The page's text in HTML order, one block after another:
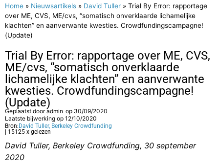
Home » Nieuwsartikels » David Tuller » Trial By Error: rapportage
over ME, CVS, ME/cvs, “somatisch onverklaarde lichamelijke
klachten” en aanverwante kwesties. Crowdfundingscampagne!
(Update)
Trial By Error: rapportage over ME, CVS,
ME/cvs, “somatisch onverklaarde
lichamelijke klachten” en aanverwante
kwesties. Crowdfundingscampagne!
(Update)
Geplaatst dooradmin op 30/09/2020
Laatste bijwerking op 12/10/2020
Bron: David Tuller, Berkeley Crowdfunding
| 15125 x gelezen
David Tuller, Berkeley Crowdfunding, 30 september
2020